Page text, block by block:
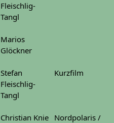
Fleischlig-
Tangl
Marios
Glöckner
Stefan
Fleischlig-
Tangl
Kurzfilm
Christian Knie Nordpolaris /